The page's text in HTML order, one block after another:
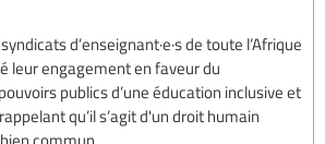
d’enseignant·e·s de toute l’Afrique
leur engagement en faveur du
publics d’une éducation inclusive et
qu’il s’agit d'un droit humain